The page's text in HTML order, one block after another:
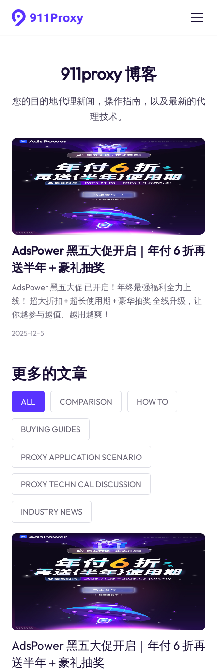
911proxy 博客
您的目的地代理新闻，操作指南，以及最新的代
理技术。
AdsPower 黑五大促开启｜年付 6 折再
送半年＋豪礼抽奖
AdsPower 黑五大促 已开启！年终最强福利全力上
线！ 超大折扣 + 超长使用期 + 豪华抽奖 全线升级，让
你越参与越值、越用越爽！
2025-12-5
更多的文章
ALL COMPARISON HOW TO
BUYING GUIDES
PROXY APPLICATION SCENARIO
PROXY TECHNICAL DISCUSSION
INDUSTRY NEWS
AdsPower 黑五大促开启｜年付 6 折再
送半年＋豪礼抽奖